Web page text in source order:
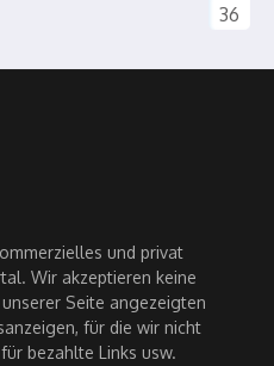
36
und privat
Wir akzeptieren keine
Seite angezeigten
für die wir nicht
bezahlte Links usw.